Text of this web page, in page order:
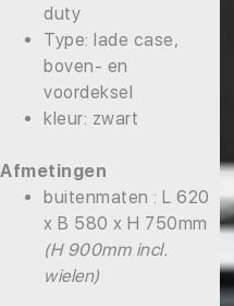
duty
Type: lade case,
boven- en
voordeksel
kleur: zwart
Afmetingen
buitenmaten : L 620
x B 580 x H 750mm
(H 900mm incl.
wielen)